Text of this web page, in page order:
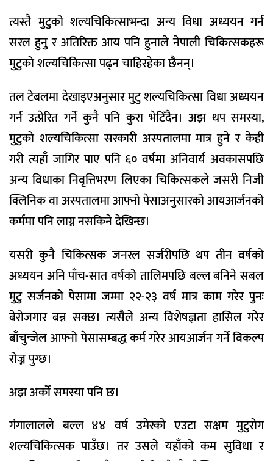
त्यस्तै मुटुको शल्यचिकित्साभन्दा अन्य विधा अध्ययन गर्न
सरल हुनु र अतिरिक्त आय पनि हुनाले नेपाली चिकित्सकहरू
मुटुको शल्यचिकित्सा पढ्न चाहिरहेका छैनन्।
तल टेबलमा देखाइएअनुसार मुटु शल्यचिकित्सा विधा अध्ययन
गर्न उत्प्रेरित गर्ने कुनै पनि कुरा भेटिँदैन। अझ थप समस्या,
मुटुको शल्यचिकित्सा सरकारी अस्पतालमा मात्र हुने र केही
गरी त्यहाँ जागिर पाए पनि ६० वर्षमा अनिवार्य अवकासपछि
अन्य विधाका निवृत्तिभरण लिएका चिकित्सकले जसरी निजी
क्लिनिक वा अस्पतालमा आफ्नो पेसाअनुसारको आयआर्जनको
कर्ममा पनि लाग्न नसकिने देखिन्छ।
यसरी कुनै चिकित्सक जनरल सर्जरीपछि थप तीन वर्षको
अध्ययन अनि पाँच-सात वर्षको तालिमपछि बल्ल बनिने सबल
मुटु सर्जनको पेसामा जम्मा २२-२३ वर्ष मात्र काम गरेर पुनः
बेरोजगार बन्न सक्छ। त्यसैले अन्य विशेषज्ञता हासिल गरेर
बाँचुन्जेल आफ्नो पेसासम्बद्ध कर्म गरेर आयआर्जन गर्ने विकल्प
रोज्न पुग्छ।
अझ अर्को समस्या पनि छ।
गंगालालले बल्ल ४४ वर्ष उमेरको एउटा सक्षम मुटुरोग
शल्यचिकित्सक पाउँछ। तर उसले यहाँको कम सुविधा र